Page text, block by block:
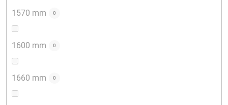
1570 mm 0
1600 mm 0
1660 mm 0